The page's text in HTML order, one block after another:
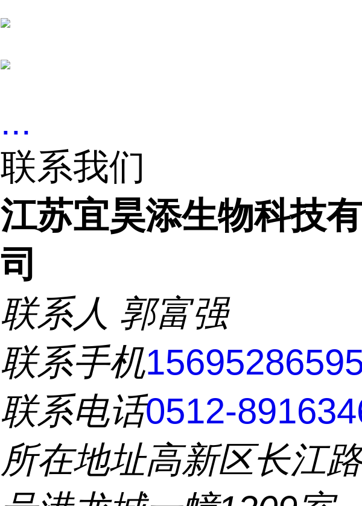
...
联系我们
江苏宜昊添生物科技
司
联系人 郭富强
联系手机
联系电话0512-
所在地址高新区长江